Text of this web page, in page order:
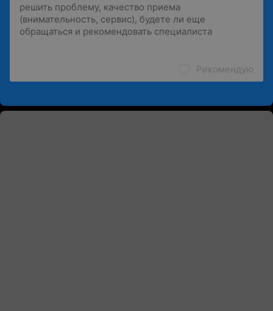
Рекомендую